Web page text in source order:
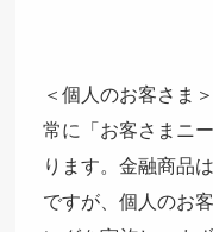
＜個人のお客さま＞
常に「お客さまニ
ります。金融商品
ですが、個人のお